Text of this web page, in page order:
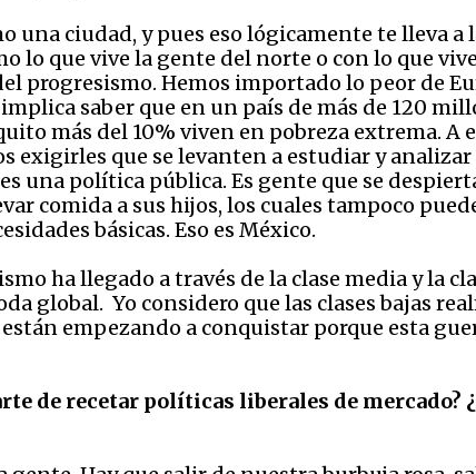
una ciudad, y pues eso lógicamente te lleva a
lo que vive la gente del norte o con lo que
progresismo. Hemos importado lo peor de
saber que en un país de más de 120
más del 10% viven en pobreza extrema. A
exigirles que se levanten a estudiar y analizar
una política pública. Es gente que se
comida a sus hijos, los cuales tampoco
básicas. Eso es México.
ha llegado a través de la clase media y la
global. Yo considero que las clases bajas
empezando a conquistar porque esta
de recetar políticas liberales de mercado?